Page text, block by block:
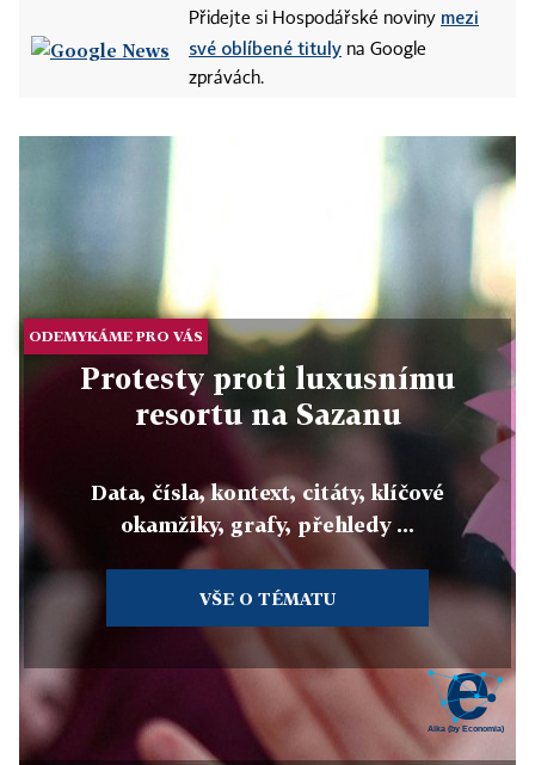
Přidejte si Hospodářské noviny mezi
své oblíbené tituly na Google
zprávách.
ODEMYKÁME PRO VÁS
Protesty proti luxusnímu
resortu na Sazanu
Data, čísla, kontext, citáty, klíčové
okamžiky, grafy, přehledy ...
VŠE O TÉMATU